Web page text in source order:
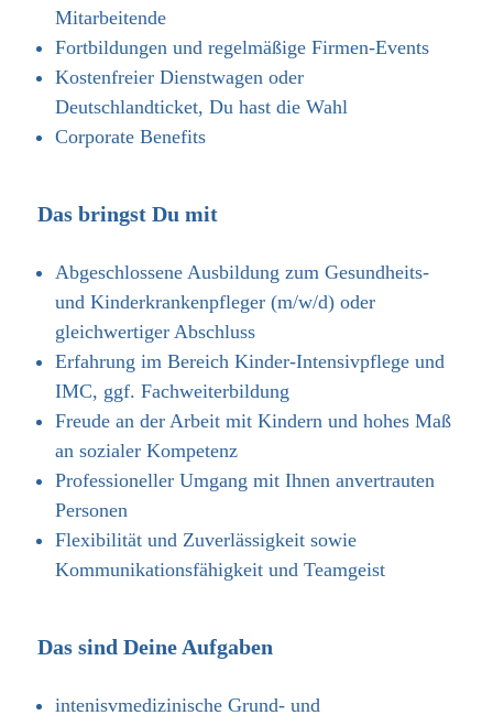
Mitarbeitende
Fortbildungen und regelmäßige Firmen-Events
Kostenfreier Dienstwagen oder
Deutschlandticket, Du hast die Wahl
Corporate Benefits
Das bringst Du mit
Abgeschlossene Ausbildung zum Gesundheits-
und Kinderkrankenpfleger (m/w/d) oder
gleichwertiger Abschluss
Erfahrung im Bereich Kinder-Intensivpflege und
IMC, ggf. Fachweiterbildung
Freude an der Arbeit mit Kindern und hohes Maß
an sozialer Kompetenz
Professioneller Umgang mit Ihnen anvertrauten
Personen
Flexibilität und Zuverlässigkeit sowie
Kommunikationsfähigkeit und Teamgeist
Das sind Deine Aufgaben
intenisvmedizinische Grund- und